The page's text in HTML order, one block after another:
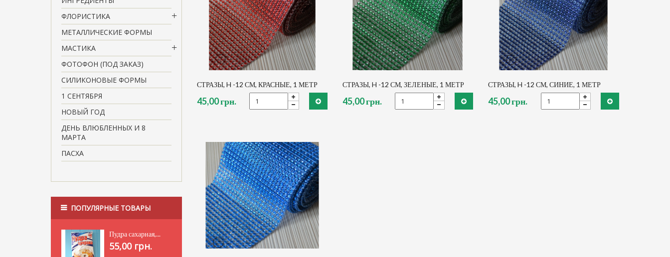
ФЛОРИСТИКА
МЕТАЛЛИЧЕСКИЕ ФОРМЫ
МАСТИКА
ФОТОФОН (ПОД ЗАКАЗ)
СИЛИКОНОВЫЕ ФОРМЫ
1 СЕНТЯБРЯ
НОВЫЙ ГОД
ДЕНЬ ВЛЮБЛЕННЫХ И 8
МАРТА
ПАСХА
ПОПУЛЯРНЫЕ ТОВАРЫ
Пудра сахарная,...
55,00 грн.
СТРАЗЫ, H -12 СМ, КРАСНЫЕ, 1 МЕТР
45,00 грн.
СТРАЗЫ, H -12 СМ, ЗЕЛЕНЫЕ, 1 МЕТР
45,00 грн.
СТРАЗЫ, H -12 СМ, СИНИЕ, 1 МЕТР
45,00 грн.